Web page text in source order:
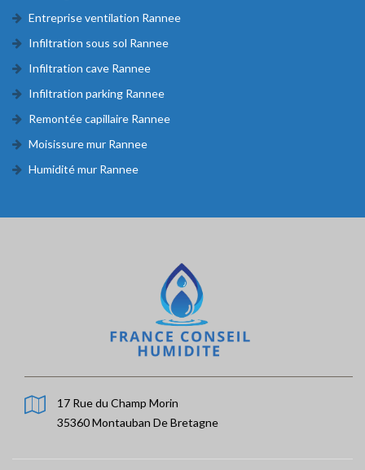
Entreprise ventilation Rannee
Infiltration sous sol Rannee
Infiltration cave Rannee
Infiltration parking Rannee
Remontée capillaire Rannee
Moisissure mur Rannee
Humidité mur Rannee
17 Rue du Champ Morin
35360 Montauban De Bretagne